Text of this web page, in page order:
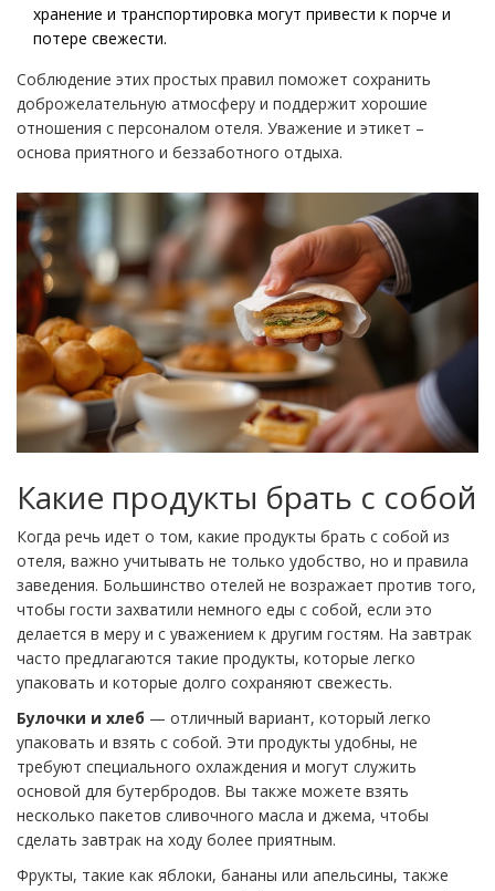
хранение и транспортировка могут привести к порче и
потере свежести.
Соблюдение этих простых правил поможет сохранить
доброжелательную атмосферу и поддержит хорошие
отношения с персоналом отеля. Уважение и этикет –
основа приятного и беззаботного отдыха.
Какие продукты брать с собой
Когда речь идет о том, какие продукты брать с собой из
отеля, важно учитывать не только удобство, но и правила
заведения. Большинство отелей не возражает против того,
чтобы гости захватили немного еды с собой, если это
делается в меру и с уважением к другим гостям. На завтрак
часто предлагаются такие продукты, которые легко
упаковать и которые долго сохраняют свежесть.
Булочки и хлеб — отличный вариант, который легко
упаковать и взять с собой. Эти продукты удобны, не
требуют специального охлаждения и могут служить
основой для бутербродов. Вы также можете взять
несколько пакетов сливочного масла и джема, чтобы
сделать завтрак на ходу более приятным.
Фрукты, такие как яблоки, бананы или апельсины, также